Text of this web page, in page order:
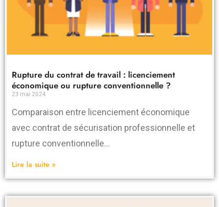
Rupture du contrat de travail : licenciement
économique ou rupture conventionnelle ?
23 mai 2024
Comparaison entre licenciement économique
avec contrat de sécurisation professionnelle et
rupture conventionnelle…
Lire la suite »